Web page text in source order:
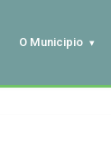
O Municipio